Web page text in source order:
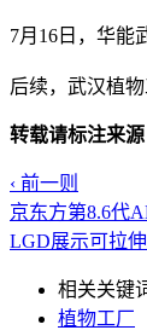
7月16日，华能
后续，武汉植
转载请标注来
‹ 前一则
京东方第8.6代
LGD展示可拉
相关关键
植物工厂